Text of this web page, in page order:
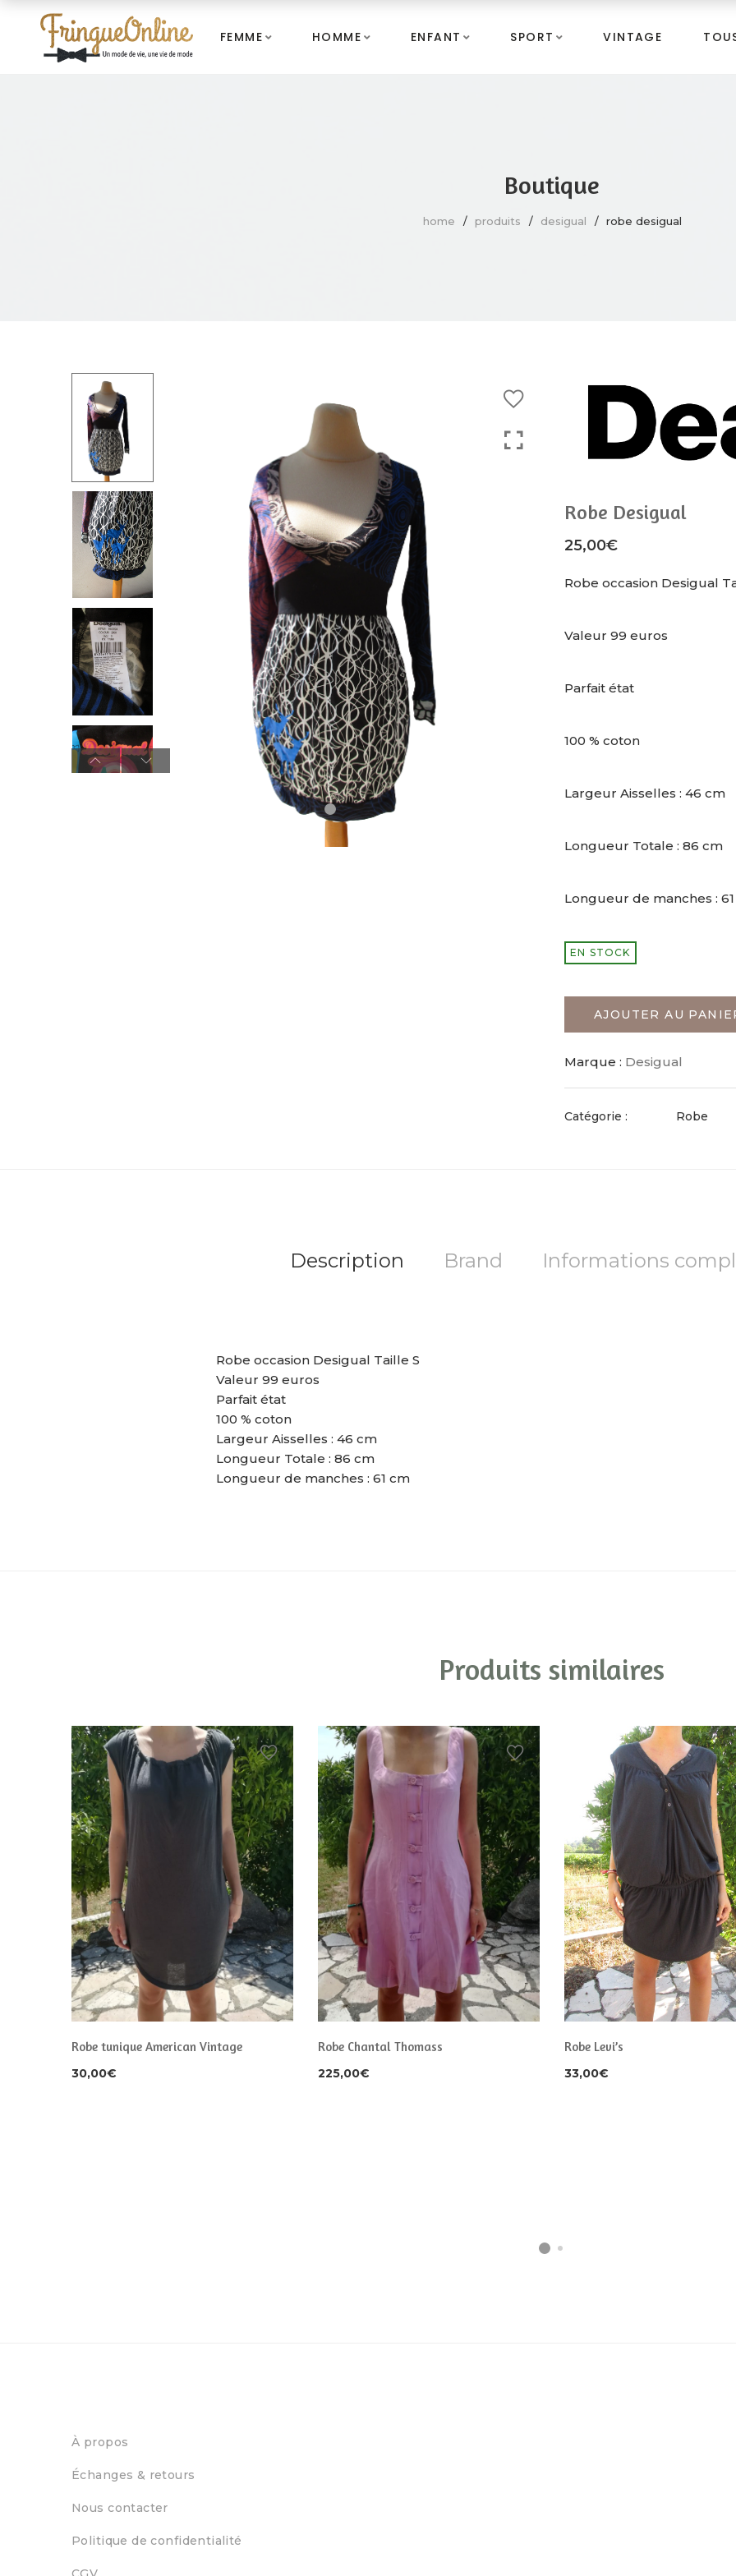
FEMME HOMME ENFANT SPORT VINTAGE
Boutique
home produits desigual robe desigual
Robe Desigual
25,00€
Robe occasion Desigual
Valeur 99 euros
Parfait état
100 % coton
Largeur Aisselles : 46 cm
Longueur Totale : 86 cm
Longueur de manches :
EN STOCK
AJOUTER AU
Marque : Desigual
Catégorie : Robe
Description Brand Informations
Robe occasion Desigual Taille S
Valeur 99 euros
Parfait état
100 % coton
Largeur Aisselles : 46 cm
Longueur Totale : 86 cm
Longueur de manches : 61 cm
Produits similaires
Robe tunique American Vintage
30,00€
Robe Chantal Thomass
225,00€
Robe Levi’s
33,00€
À propos
Échanges & retours
Nous contacter
Politique de confidentialité